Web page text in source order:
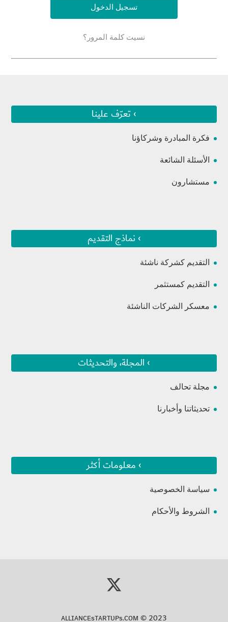
نسيت كلمة المرور؟
› تعرّف علينا
فكرة المبادرة وشركاؤنا
الأسئلة الشائعة
مستشارون
› نماذج التقديم
التقديم كشركة ناشئة
التقديم كمستثمر
معسكر الشركات الناشئة
› المجلة، والتحديثات
مجلة تحالف
تحديثاتنا وأخبارنا
› معلومات أكثر
سياسة الخصوصية
الشروط والأحكام
ᴀʟʟɪᴀɴᴄᴇsᴛᴀʀᴛᴜᴘs.ᴄᴏᴍ© 2023